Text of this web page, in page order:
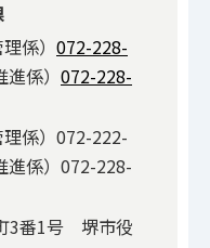
係） 072-228-
係） 072-228-
係）072-222-
進係）072-228-
3番1号 堺市役